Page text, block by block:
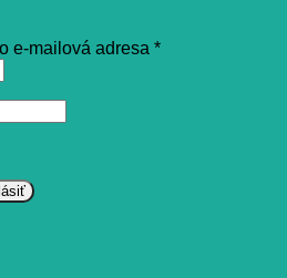
e-mailová adresa *Povinné